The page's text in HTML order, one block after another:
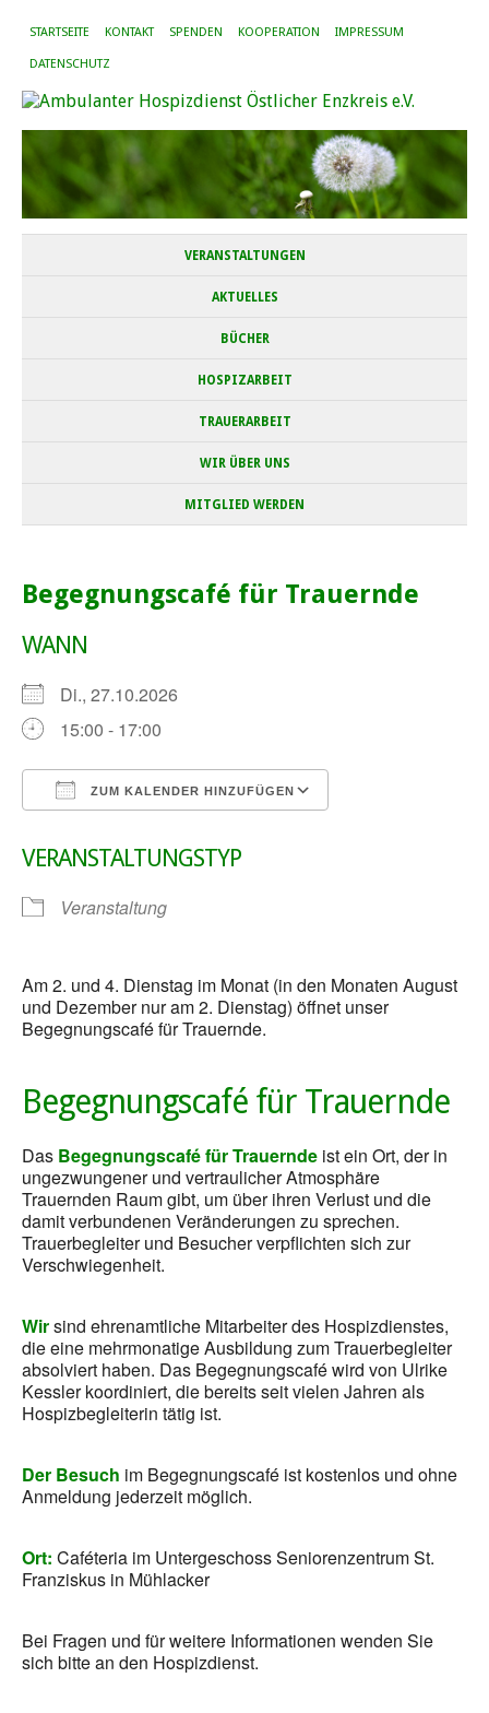
STARTSEITE KONTAKT SPENDEN KOOPERATION IMPRESSUM
DATENSCHUTZ
VERANSTALTUNGEN
AKTUELLES
BÜCHER
HOSPIZARBEIT
TRAUERARBEIT
WIR ÜBER UNS
MITGLIED WERDEN
Begegnungscafé für Trauernde
WANN
Di., 27.10.2026
15:00 - 17:00
ZUM KALENDER HINZUFÜGEN
VERANSTALTUNGSTYP
Veranstaltung
Am 2. und 4. Dienstag im Monat (in den Monaten August
und Dezember nur am 2. Dienstag) öffnet unser
Begegnungscafé für Trauernde.
Begegnungscafé für Trauernde
Das Begegnungscafé für Trauernde ist ein Ort, der in
ungezwungener und vertraulicher Atmosphäre
Trauernden Raum gibt, um über ihren Verlust und die
damit verbundenen Veränderungen zu sprechen.
Trauerbegleiter und Besucher verpflichten sich zur
Verschwiegenheit.
Wirsind ehrenamtliche Mitarbeiter des Hospizdienstes,
die eine mehrmonatige Ausbildung zum Trauerbegleiter
absolviert haben. Das Begegnungscafé wird von Ulrike
Kessler koordiniert, die bereits seit vielen Jahren als
Hospizbegleiterin tätig ist.
Der Besuch im Begegnungscafé ist kostenlos und ohne
Anmeldung jederzeit möglich.
Ort: Caféteria im Untergeschoss Seniorenzentrum St.
Franziskus in Mühlacker
Bei Fragen und für weitere Informationen wenden Sie
sich bitte an den Hospizdienst.